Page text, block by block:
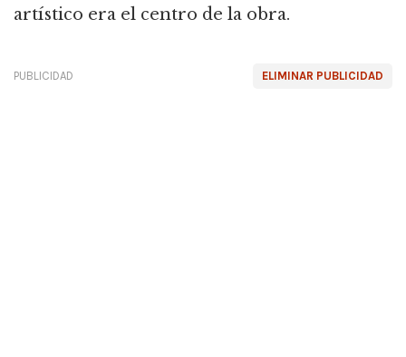
artístico era el centro de la obra.
ELIMINAR PUBLICIDAD
PUBLICIDAD